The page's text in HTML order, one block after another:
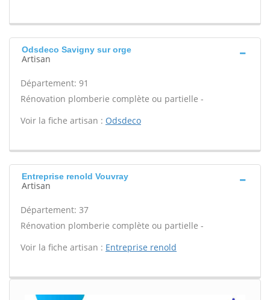
Odsdeco Savigny sur orge
Artisan
Département: 91
Rénovation plomberie complète ou partielle -
Voir la fiche artisan : Odsdeco
Entreprise renold Vouvray
Artisan
Département: 37
Rénovation plomberie complète ou partielle -
Voir la fiche artisan : Entreprise renold